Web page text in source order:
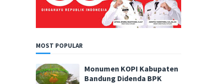
MOST POPULAR
Monumen KOPI Kabupaten
Bandung Didenda BPK